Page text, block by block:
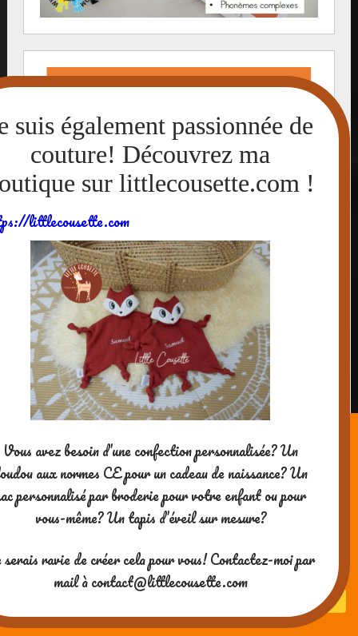
littlecousette.com
Vous avez besoin d’une confection personnalisée? Un
aux normes CE pour un cadeau de naissance? Un
personnalisé par broderie pour votre enfant ou pour
vous-même? Un tapis d’éveil sur mesure?
ravie de créer cela pour vous! Contactez-moi par
mail à contact@littlecousette.com